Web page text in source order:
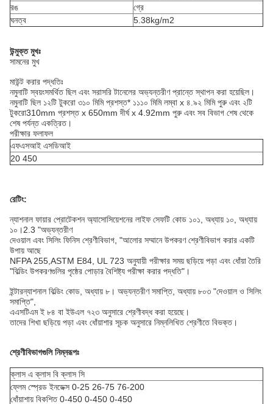
রঙ
গ্রে
ঘনত্ব
5.38kg/m2
উন্মুক্ত মুখঃ
সামনের মুখ
মাউন্ট করার পদ্ধতিঃ
নমুনাটি স্বয়ংসমর্থিত ছিল এবং সরাসরি টানেলের অভ্যন্তরীণ প্রান্তে স্থাপন করা হয়েছিল।
নমুনাটি ছিল ১২টি টুকরো ৩১০ মিমি প্রশস্ত* ১১১০ মিমি লম্বা x ৪.৯২ মিমি পুরু এবং ২টি
টুকরো310mm প্রশস্ত x 650mm দীর্ঘ x 4.92mm পুরু এবং সব বিভাগ শেষ থেকে
শেষ পর্যন্ত একত্রিত।
পরীক্ষার ফলাফল
এফএসআই এসডিআই
20 450
রেটিং:
ন্যাশনাল ফায়ার প্রোটেকশন অ্যাসোসিয়েশনের লাইফ সেফটি কোড ১০১, অধ্যায় ১০, অধ্যায়
১০।2.3 "অভ্যন্তরীণ
দেওয়াল এবং সিলিং ফিনিস শ্রেণীবিভাগ, "আলোর সম্মানে উপকরণ শ্রেণীবিভাগ করার একটি
উপায় আছে
NFPA 255,ASTM E84, UL 723 অনুযায়ী পরীক্ষার সময় ছড়িয়ে পড়া এবং ধোঁয়া তৈরি
"বিল্ডিং উপকরণগুলির পৃষ্ঠের পোড়ার বৈশিষ্ট্য পরীক্ষা করার পদ্ধতি"।
ইন্টারন্যাশনাল বিল্ডিং কোড, অধ্যায় ৮। অভ্যন্তরীণ সমাপ্তি, অধ্যায় ৮০৩ "দেওয়াল ও সিলিং
সমাপ্তি",
এএসটিএম ই ৮৪ বা ইউএল ৭২৩ অনুসারে শ্রেণীবদ্ধ করা হয়েছে।
তাদের শিখা ছড়িয়ে পড়া এবং ধোঁয়াশার সূচক অনুসারে নিম্নলিখিত শ্রেণীতে বিভক্ত।
শ্রেণীবিভাগগুলি নিম্নরূপঃ
ক্লাস এ ক্লাস বি ক্লাস সি
ফ্লেম স্প্রেড ইনডেক্স 0-25 26-75 76-200
ধোঁয়াশায় বিকশিত 0-450 0-450 0-450